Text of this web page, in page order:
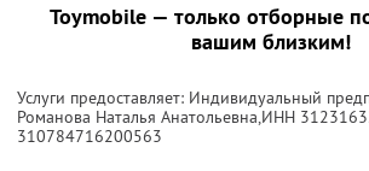
Toymobile — только отборные
вашим близким!
Услуги предоставляет: Индивидуальный
Романова Наталья Анатольевна,ИНН
310784716200563